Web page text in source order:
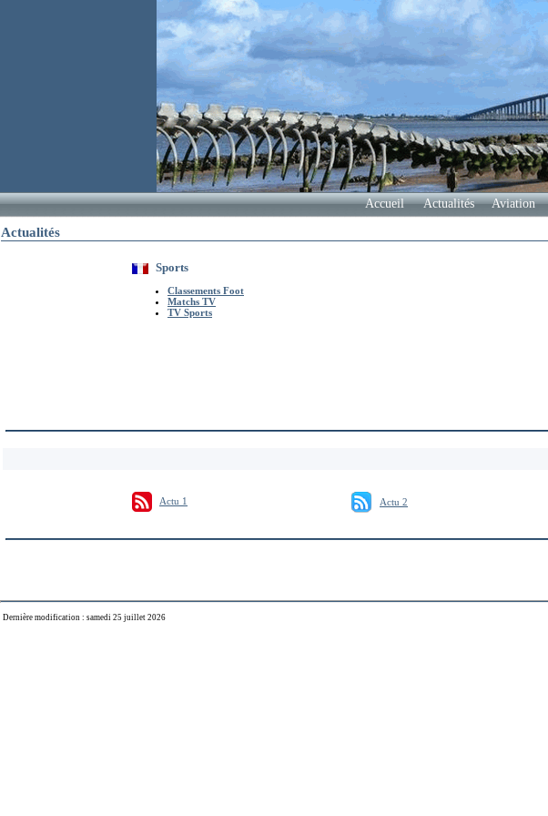
Accueil Actualités Aviation
Actualités
Sports
Classements Foot
Matchs TV
TV Sports
Actu 1 Actu 2
Dernière modification : samedi 25 juillet 2026